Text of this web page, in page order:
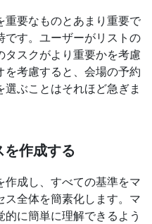
重要なものとあまり重要で
です。ユーザーがリストの
スクがより重要かを考慮
考慮すると、会場の予約
ぶことはそれほど急ぎま
作成する
作成し、すべての基準をマ
ス全体を簡素化します。マ
的に簡単に理解できるよう